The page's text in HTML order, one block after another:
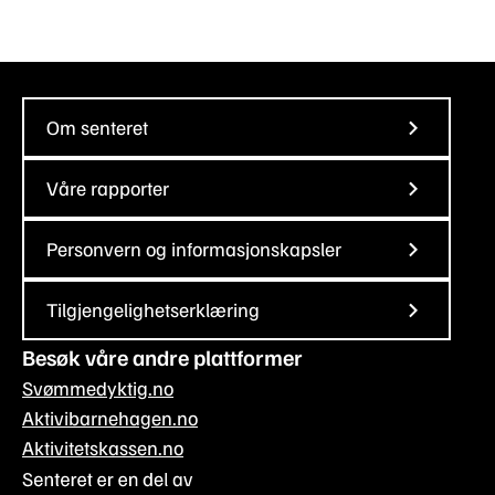
Om senteret
Våre rapporter
Personvern og informasjonskapsler
Tilgjengelighetserklæring
Besøk våre andre plattformer
Svømmedyktig.no
Aktivibarnehagen.no
Aktivitetskassen.no